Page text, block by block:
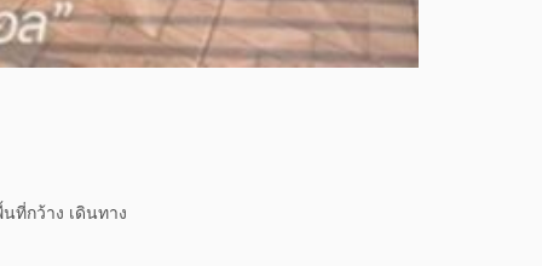
ที่กว้าง เดินทาง